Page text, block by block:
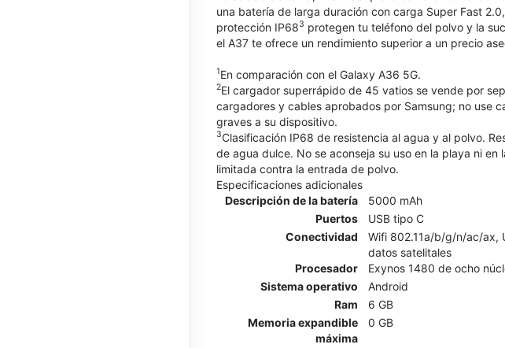
una batería de larga duración con carga Super Fast 2.0,
protección IP683 protegen tu teléfono del polvo y la
el A37 te ofrece un rendimiento superior a un precio
1En comparación con el Galaxy A36 5G.
2El cargador superrápido de 45 vatios se vende por
cargadores y cables aprobados por Samsung; no use
graves a su dispositivo.
3Clasificación IP68 de resistencia al agua y al polvo.
de agua dulce. No se aconseja su uso en la playa ni
limitada contra la entrada de polvo.
Especificaciones adicionales
Descripción de la batería
5000 mAh
Puertos
USB tipo C
Conectividad
Wifi 802.11a/b/g/n/ac/ax,
datos satelitales
Procesador
Exynos 1480 de ocho
Sistema operativo
Android
Ram
6 GB
Memoria expandible
máxima
0 GB